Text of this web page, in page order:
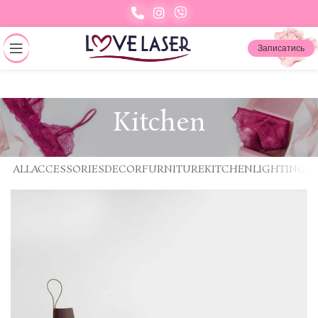
Записатись
Kitchen
ALLACCESSORIESDECORFURNITUREKITCHENLIGHTING